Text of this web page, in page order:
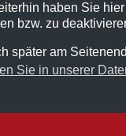
haben Sie
bzw. zu
später am
Sie in unserer